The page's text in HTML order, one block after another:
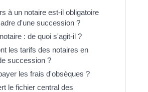
à un notaire est-il obligatoire
d'une succession ?
: de quoi s'agit-il ?
les tarifs des notaires en
succession ?
les frais d'obsèques ?
le fichier central des